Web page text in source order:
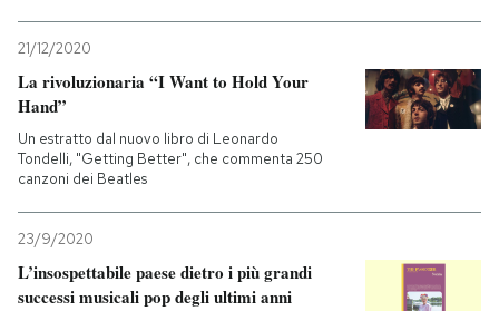
21/12/2020
La rivoluzionaria “I Want to Hold Your
Hand”
Un estratto dal nuovo libro di Leonardo
Tondelli, "Getting Better", che commenta 250
canzoni dei Beatles
23/9/2020
L’insospettabile paese dietro i più grandi
successi musicali pop degli ultimi anni